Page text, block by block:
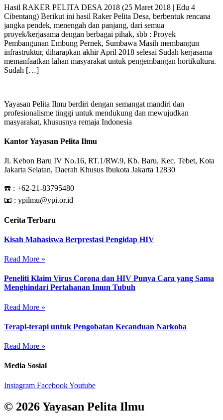
Hasil RAKER PELITA DESA 2018 (25 Maret 2018 | Edu 4
Cibentang) Berikut ini hasil Raker Pelita Desa, berbentuk rencana
jangka pendek, menengah dan panjang, dari semua
proyek/kerjasama dengan berbagai pihak, sbb : Proyek
Pembangunan Embung Pernek, Sumbawa Masih membangun
infrastruktur, diharapkan akhir April 2018 selesai Sudah kerjasama
memanfaatkan lahan masyarakat untuk pengembangan hortikultura.
Sudah […]
Yayasan Pelita Ilmu berdiri dengan semangat mandiri dan
profesionalisme tinggi untuk mendukung dan mewujudkan
masyarakat, khususnya remaja Indonesia
Kantor Yayasan Pelita Ilmu
Jl. Kebon Baru IV No.16, RT.1/RW.9, Kb. Baru, Kec. Tebet, Kota
Jakarta Selatan, Daerah Khusus Ibukota Jakarta 12830
☎️ : +62-21-83795480
📧 : ypilmu@ypi.or.id
Cerita Terbaru
Kisah Mahasiswa Berprestasi Pengidap HIV
Read More »
Peneliti Klaim Virus Corona dan HIV Punya Cara yang Sama
Menghindari Pertahanan Imun Tubuh
Read More »
Terapi-terapi untuk Pengobatan Kecanduan Narkoba
Read More »
Media Sosial
Instagram FacebookYoutube
© 2026 Yayasan Pelita Ilmu